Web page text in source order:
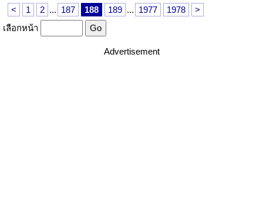
< 1 2 ... 187 188 189 ... 1977 1978
>
เลือกหน้า
Advertisement